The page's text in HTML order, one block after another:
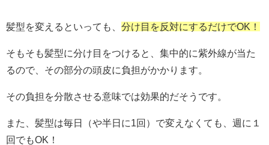
髪型を変えるといっても、 分け目を反対にするだけでOK！
そもそも髪型に分け目をつけると、集中的に紫外線が当た
るので、その部分の頭皮に負担がかかります。
その負担を分散させる意味では効果的だそうです。
また、髪型は毎日（や半日に1回）で変えなくても、週に１
回でもOK！